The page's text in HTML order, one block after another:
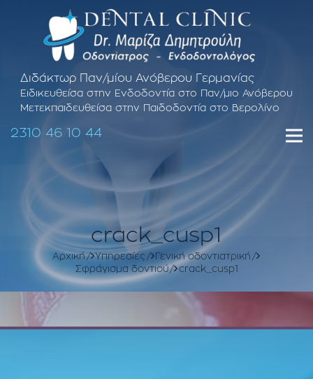
Διδάκτωρ Παν/μίου Ανόβερου Γερμανίας
Ειδικευθείσα στην Ενδοδοντία στο Παν/μιο Ανόβερου
Μετεκπαιδευθείσα στην Παιδοδοντία στο Βερολίνο
2310 46 10 44
crack_cusp1
Αρχική Υπηρεσίες
Γενική οδοντιατρική
Σφράγισμα δοντιού
crack_cusp1